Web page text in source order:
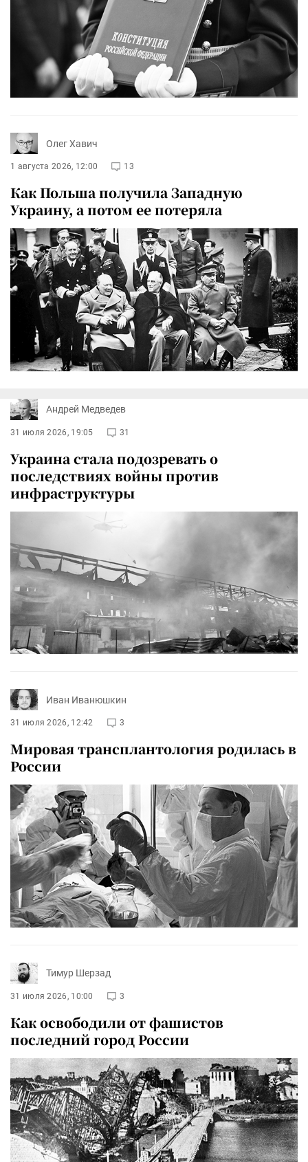
Олег Хавич
1 августа 2026, 12:00 13
Как Польша получила Западную
Украину, а потом ее потеряла
Андрей Медведев
31 июля 2026, 19:05 31
Украина стала подозревать о
последствиях войны против
инфраструктуры
Иван Иванюшкин
31 июля 2026, 12:42 3
Мировая трансплантология родилась в
России
Тимур Шерзад
31 июля 2026, 10:00 3
Как освободили от фашистов
последний город России